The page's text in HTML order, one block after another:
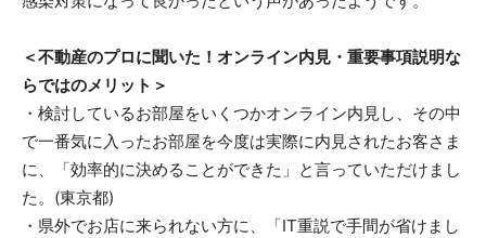
＜不動産のプロに聞いた！オンライン内見・重要事項説明な
らではのメリット＞
・検討しているお部屋をいくつかオンライン内見し、その中
で一番気に入ったお部屋を今度は実際に内見されたお客さま
に、「効率的に決めることができた」と言っていただけまし
た。(東京都)
・県外でお店に来られない方に、「IT重説で手間が省けまし